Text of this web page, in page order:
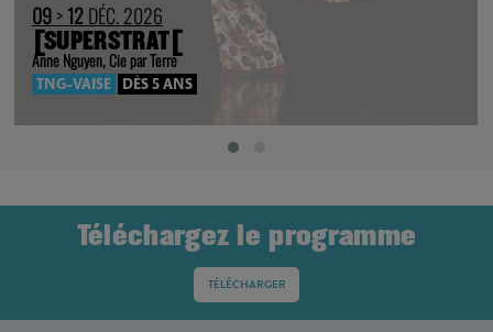
09>12DÉC. 2026
[SUPERSTRAT[
Anne Nguyen, Cie par Terre
TNG-VAISE DÈS 5 ANS
Téléchargez le programme
TÉLÉCHARGER